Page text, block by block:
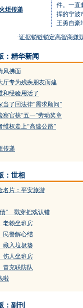
炬传递
件。一直
挥的宁波
王勇自
证据锁链锁定高智商嫌疑
：精华新闻
风拂面
厅专为残疾朋友而建
和经验用活了
了回法律“需求顾问”
官获“五一”劳动奖章
权走上“高速公路”
传递
：世相
名片：平安旅游
” 戳穿把戏认错
赖坐班房
警解心结
入垃圾篓
人坐班房
充联防队
啦
：副刊